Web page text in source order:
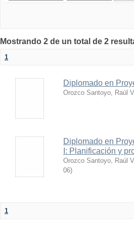
Mostrando 2 de un total de 2
1
Diplomado en
Orozco Santoyo, Raúl
Diplomado en
I: Planificación y
Orozco Santoyo, Raúl
06)
1